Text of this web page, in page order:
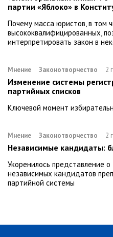
партии «Яблоко» в
Почему масса юристов, в том
высококвалифицированных,
интерпретировать закон в
Мнение Законотворчество 2
Изменение системы
партийных списков
Ключевой момент
Мнение Законотворчество 2
Независимые кандидаты:
Укоренилось представление
независимых кандидатов
партийной системы